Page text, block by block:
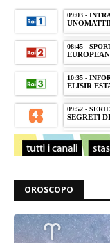
OROSCOPO